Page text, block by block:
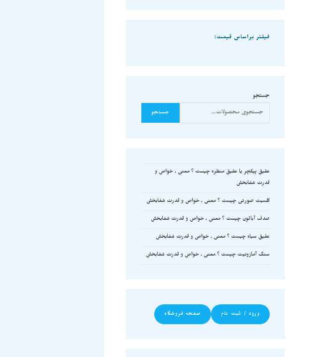
فیلتر براساس قیمت:
جستجو
جستجو
عقیق پیکچر یا عقیق منظره چیست ؟ معنی , خواص و
قدرت شفابخش
کلسیت صورتی چیست ؟ معنی , خواص و قدرت شفابخش
صدف آبالون چیست ؟ معنی , خواص و قدرت شفابخش
عقیق سیاه چیست ؟ معنی , خواص و قدرت شفابخش
سنگ آمازونیت چیست ؟ معنی , خواص و قدرت شفابخش
ورود / ثبت نام صفحه فروشگاه